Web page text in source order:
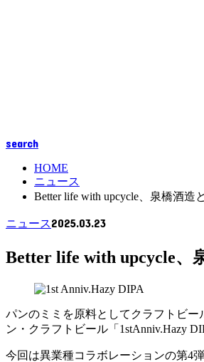
search
HOME
ニュース
Better life with upcycle、泉橋酒造
ニュース2025.03.23
Better life with upcycle、
パンのミミを原料としてクラフトビー
ン・クラフトビール「1stAnniv.Hazy
今回は異業種コラボレーションの第4